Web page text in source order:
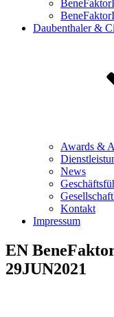
Daubenthaler &
Awards &
News
Kontakt
Impressum
EN
29JUN2021